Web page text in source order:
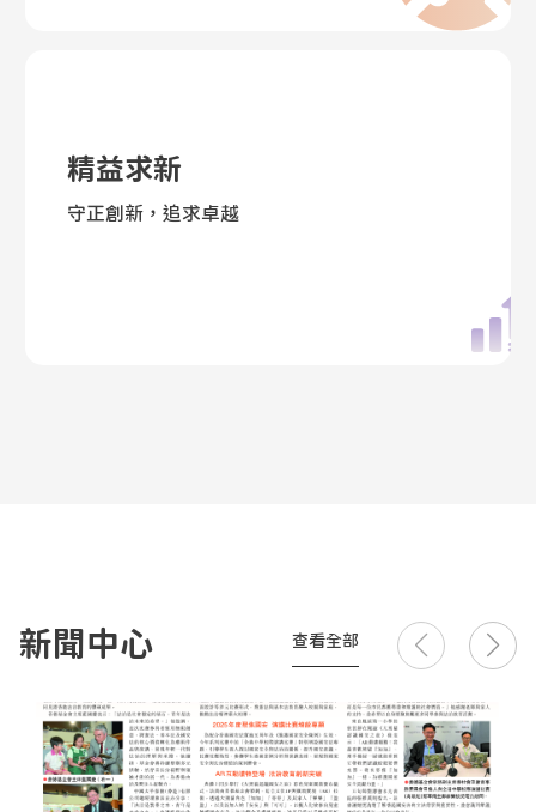
精益求新
守正創新，追求卓越
新聞中心 查看全部